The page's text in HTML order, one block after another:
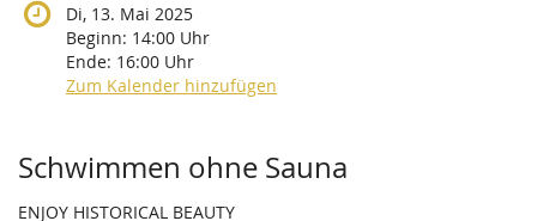
Di, 13. Mai 2025
Beginn: 14:00 Uhr
Ende: 16:00 Uhr
Zum Kalender hinzufügen
Produkte
Schwimmen ohne Sauna
ENJOY HISTORICAL BEAUTY